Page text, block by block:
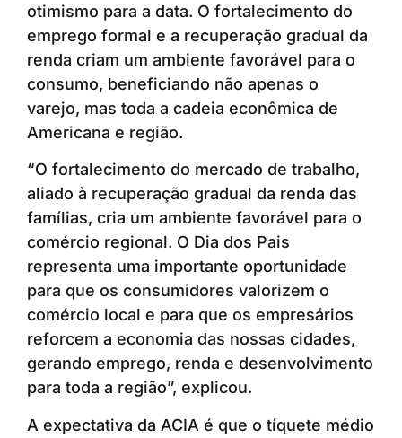
otimismo para a data. O fortalecimento do
emprego formal e a recuperação gradual da
renda criam um ambiente favorável para o
consumo, beneficiando não apenas o
varejo, mas toda a cadeia econômica de
Americana e região.
“O fortalecimento do mercado de trabalho,
aliado à recuperação gradual da renda das
famílias, cria um ambiente favorável para o
comércio regional. O Dia dos Pais
representa uma importante oportunidade
para que os consumidores valorizem o
comércio local e para que os empresários
reforcem a economia das nossas cidades,
gerando emprego, renda e desenvolvimento
para toda a região”, explicou.
A expectativa da ACIA é que o tíquete médio